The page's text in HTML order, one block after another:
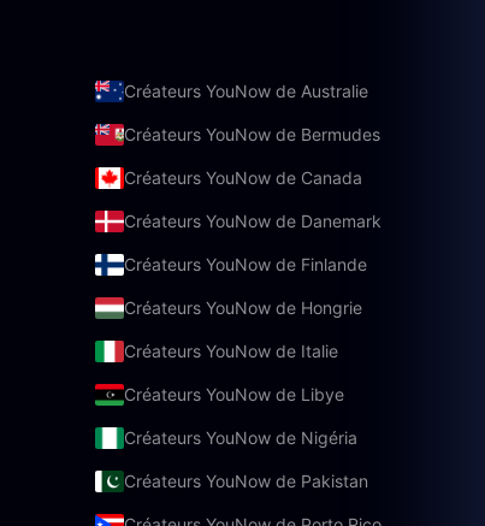
Créateurs YouNow de Australie
Créateurs YouNow de Bermudes
Créateurs YouNow de Canada
Créateurs YouNow de Danemark
Créateurs YouNow de Finlande
Créateurs YouNow de Hongrie
Créateurs YouNow de Italie
Créateurs YouNow de Libye
Créateurs YouNow de Nigéria
Créateurs YouNow de Pakistan